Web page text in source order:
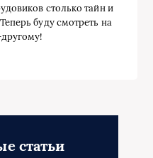
столько тайн и
буду смотреть на
статьи